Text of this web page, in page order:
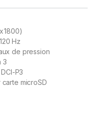
1800)
Hz
de pression
3
P3
microSD